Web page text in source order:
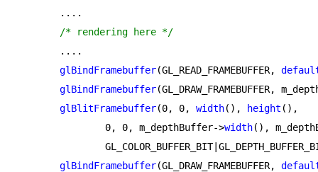
/* rendering here */
glBindFramebuffer(GL_READ_FRAMEBUFFER,
glBindFramebuffer(GL_DRAW_FRAMEBUFFER,
glBlitFramebuffer(0, 0, width(), height (),
0, 0, m_depthBuffer->width(),
glBindFramebuffer(GL_DRAW_FRAMEBUFFER,